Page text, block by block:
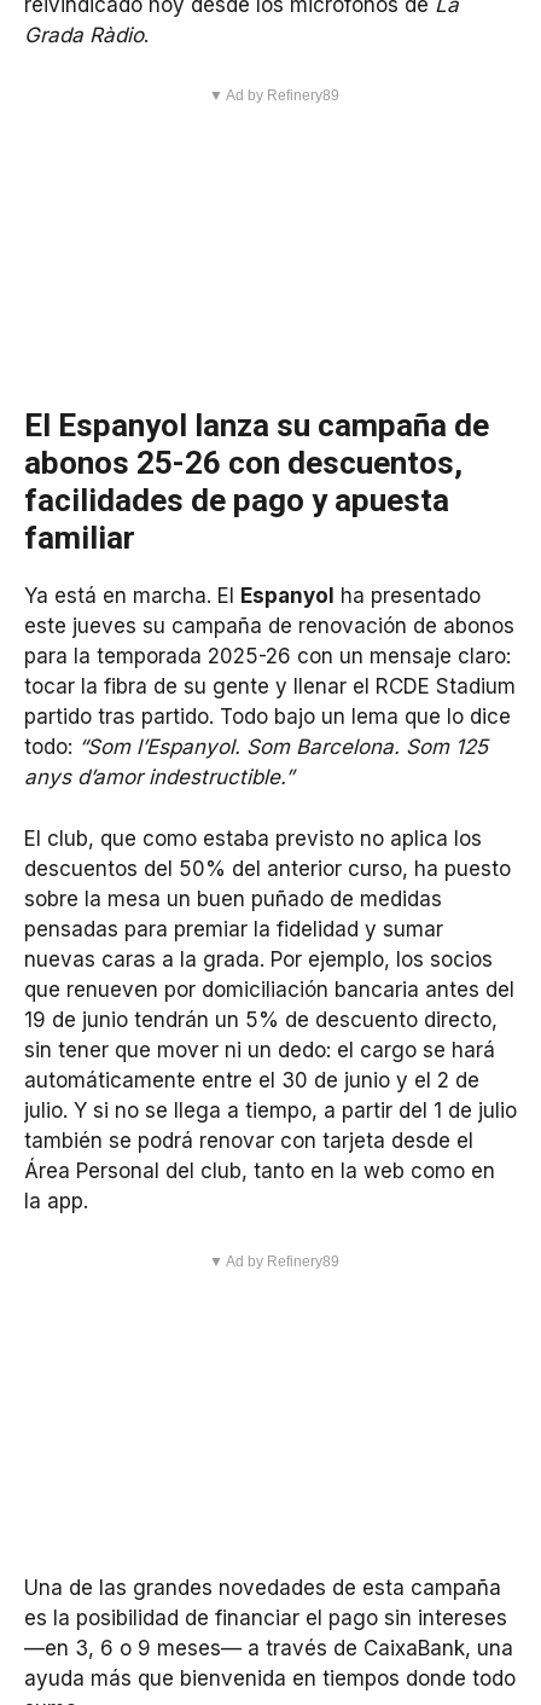
Grada Ràdio.
▼ Ad by Refinery89
El Espanyol lanza su campaña de
abonos 25-26 con descuentos,
facilidades de pago y apuesta
familiar
Ya está en marcha. El Espanyol
ha presentado
este jueves su campaña de renovación de abonos
para la temporada 2025-26 con un mensaje claro:
tocar la fibra de su gente y llenar el RCDE Stadium
partido tras partido. Todo bajo un lema que lo dice
todo: “Som l’Espanyol. Som Barcelona. Som 125
anys d’amor indestructible.”
El club, que como estaba previsto no aplica los
descuentos del 50% del anterior curso, ha puesto
sobre la mesa un buen puñado de medidas
pensadas para premiar la fidelidad y sumar
nuevas caras a la grada. Por ejemplo, los socios
que renueven por domiciliación bancaria antes del
19 de junio tendrán un 5% de descuento directo,
sin tener que mover ni un dedo: el cargo se hará
automáticamente entre el 30 de junio y el 2 de
julio. Y si no se llega a tiempo, a partir del 1 de julio
también se podrá renovar con tarjeta desde el
Área Personal del club, tanto en la web como en
la app.
▼ Ad by Refinery89
Una de las grandes novedades de esta campaña
es la posibilidad de financiar el pago sin intereses
—en 3, 6 o 9 meses— a través de CaixaBank, una
ayuda más que bienvenida en tiempos donde todo